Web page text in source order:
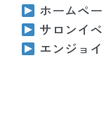
ホームペ
サロンイ
エンジョ